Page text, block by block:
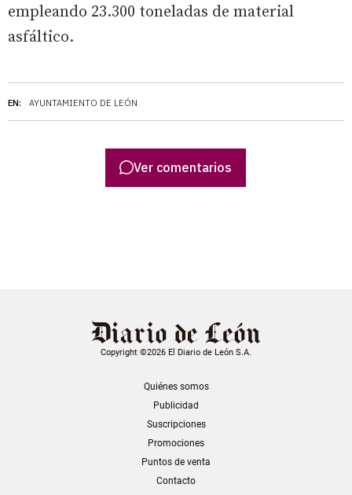
EN: AYUNTAMIENTO DE LEÓN
empleando 23.300 toneladas de material
asfáltico.
Ver comentarios
Copyright ©2026 El Diario de León S.A.
Quiénes somos
Publicidad
Suscripciones
Promociones
Puntos de venta
Contacto